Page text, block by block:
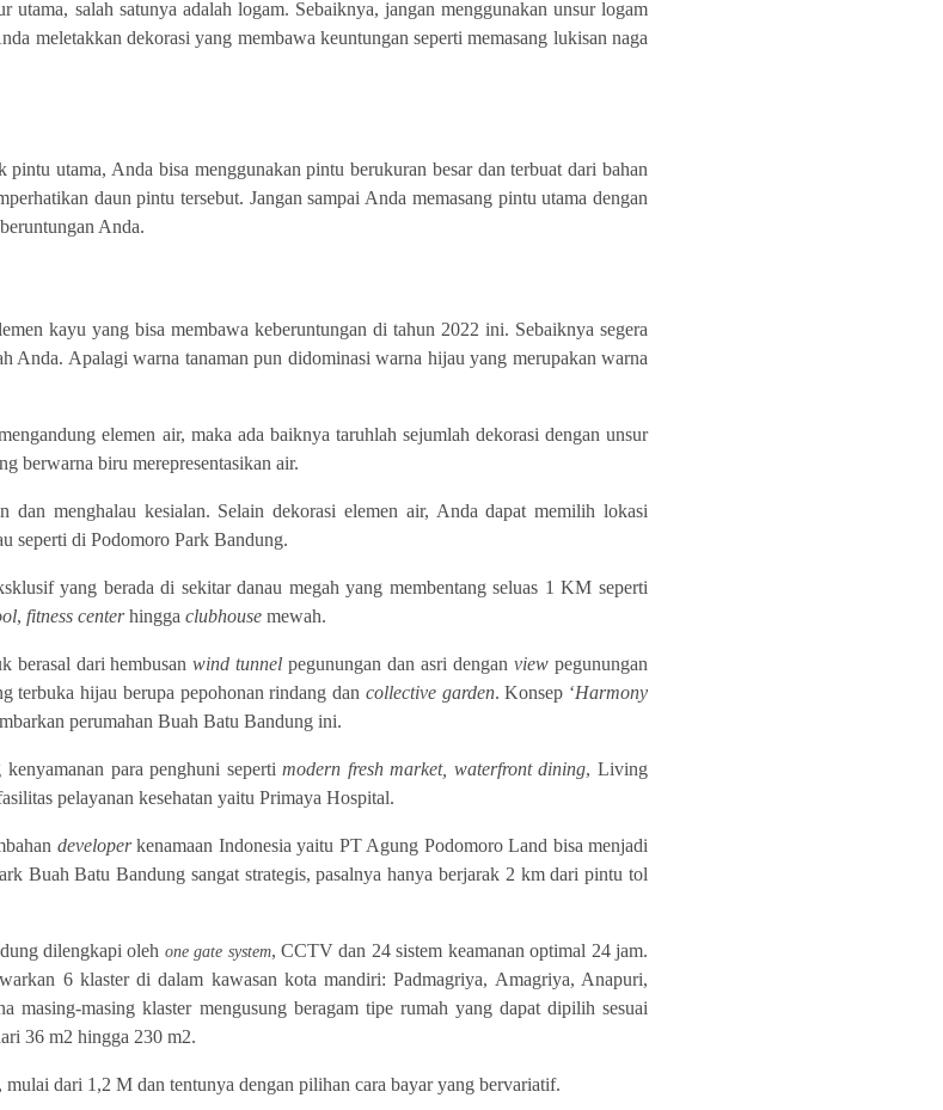
utama, salah satunya adalah logam. Sebaiknya, jangan menggunakan unsur logam
meletakkan dekorasi yang membawa keuntungan seperti memasang lukisan naga
utama, Anda bisa menggunakan pintu berukuran besar dan terbuat dari bahan
daun pintu tersebut. Jangan sampai Anda memasang pintu utama dengan
Anda.
kayu yang bisa membawa keberuntungan di tahun 2022 ini. Sebaiknya segera
Anda. Apalagi warna tanaman pun didominasi warna hijau yang merupakan warna
elemen air, maka ada baiknya taruhlah sejumlah dekorasi dengan unsur
berwarna biru merepresentasikan air.
dan menghalau kesialan. Selain dekorasi elemen air, Anda dapat memilih lokasi
seperti di Podomoro Park Bandung.
yang berada di sekitar danau megah yang membentang seluas 1 KM seperti
, fitness centerhingga clubhouse mewah.
berasal dari hembusanwind tunnelpegunungan dan asri denganviewpegunungan
terbuka hijau berupa pepohonan rindang dan collective garden. Konsep ‘Harmony
perumahan Buah Batu Bandung ini.
para penghuni sepertimodern fresh market, waterfront dining, Living
pelayanan kesehatan yaitu Primaya Hospital.
developerkenamaan Indonesia yaitu PT Agung Podomoro Land bisa menjadi
Buah Batu Bandung sangat strategis, pasalnya hanya berjarak 2 km dari pintu tol
dilengkapi oleh one gate system, CCTV dan 24 sistem keamanan optimal 24 jam.
6 klaster di dalam kawasan kota mandiri: Padmagriya, Amagriya, Anapuri,
masing-masing klaster mengusung beragam tipe rumah yang dapat dipilih sesuai
36 m2 hingga 230 m2.
dari 1,2 M dan tentunya dengan pilihan cara bayar yang bervariatif.